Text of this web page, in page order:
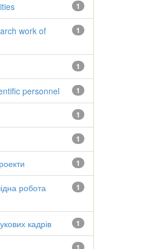
1
1
work of
1
1
personnel
1
1
1
1
робота
1
кадрів